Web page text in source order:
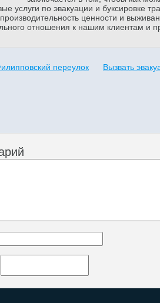
услуги по эвакуации и буксировке
ценности и
отношения к нашим клиентам и
переулок Вызвать